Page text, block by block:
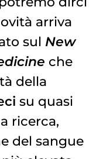
arriva
sul New
che
della
su quasi
ricerca,
del sangue